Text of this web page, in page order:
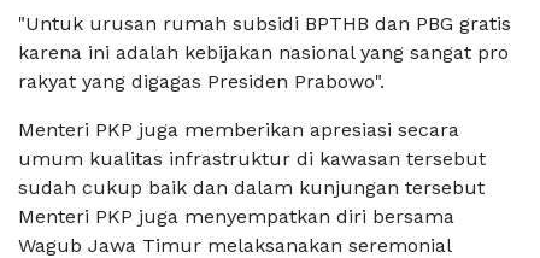
"Untuk urusan rumah subsidi BPTHB dan PBG gratis
karena ini adalah kebijakan nasional yang sangat pro
rakyat yang digagas Presiden Prabowo".
Menteri PKP juga memberikan apresiasi secara
umum kualitas infrastruktur di kawasan tersebut
sudah cukup baik dan dalam kunjungan tersebut
Menteri PKP juga menyempatkan diri bersama
Wagub Jawa Timur melaksanakan seremonial